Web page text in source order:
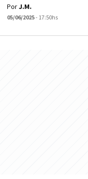
PorJ.M.
05/06/2025- 17:50hs